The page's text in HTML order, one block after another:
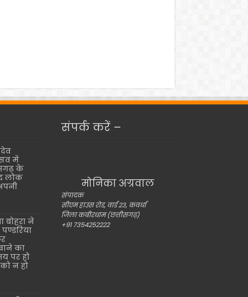
में
के
लोक
बोहरा ने
का
पर हो
न हो
संपर्क करें –
मोनिका अग्रवाल
संपादक
सीएम हाउस रोड, वार्ड 23, कवर्धा
जिला कबीरधाम (छत्तीसगढ़)
+91 7354252222